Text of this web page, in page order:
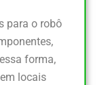
para o robô
forma,
locais